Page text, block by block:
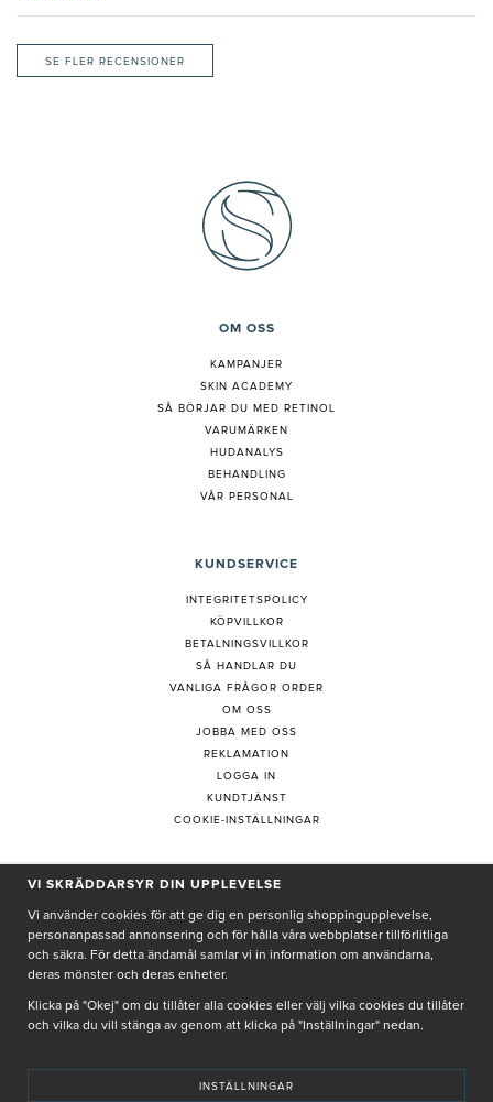
SE FLER RECENSIONER
OM OSS
KAMPANJER
SKIN ACADEMY
SÅ BÖRJAR DU MED RETINOL
VARUMÄRKEN
HUDANALYS
BEHANDLING
VÅR PERSONAL
KUNDSERVICE
INTEGRITETSPOLICY
KÖPVILLKOR
BETALNINGSVILLKOR
SÅ HANDLAR DU
VANLIGA FRÅGOR ORDER
OM OSS
JOBBA MED OSS
REKLAMATION
LOGGA IN
KUNDTJÄNST
COOKIE-INSTÄLLNINGAR
PRENUMERERA PÅ NYHETSBREV
Genom att ge min e-post, accepterar jag Seth och Sallyintegritetspolicy
De uppgifter du matar in kommer endast användas till våra nyhetsbrev.
VI SKRÄDDARSYR DIN UPPLEVELSE
Vi använder cookies för att ge dig en personlig shoppingupplevelse,
personanpassad annonsering och för hålla våra webbplatser tillförlitliga
och säkra. För detta ändamål samlar vi in information om användarna,
deras mönster och deras enheter.
Klicka på "Okej" om du tillåter alla cookies eller välj vilka cookies du tillåter
och vilka du vill stänga av genom att klicka på "Inställningar" nedan.
INSTÄLLNINGAR